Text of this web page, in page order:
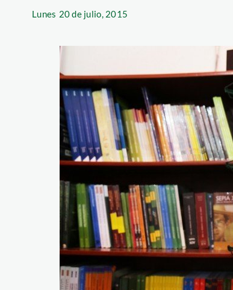
Lunes 20 de julio, 2015